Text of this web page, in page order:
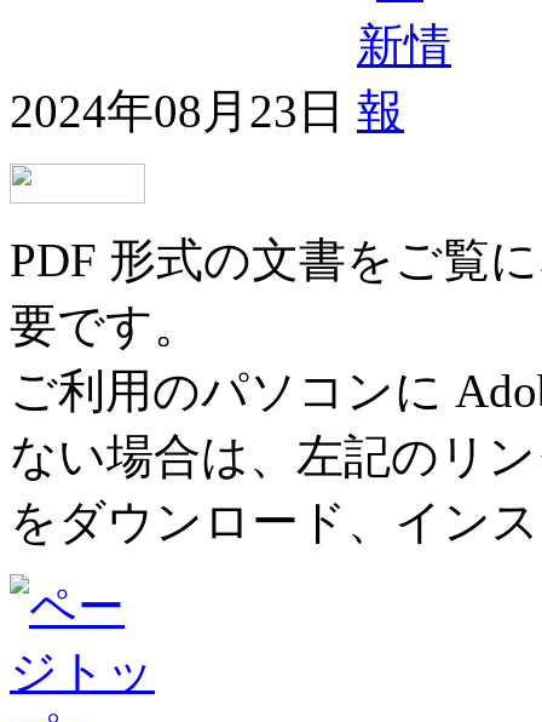
2024年08月23日
PDF 形式の文書をご覧
要です。
ご利用のパソコンに
ない場合は、左記のリ
をダウンロード、イン